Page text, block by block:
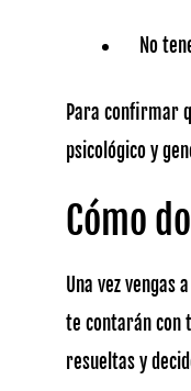
No
Para confirmar
psicológico y
Cómo
Una vez vengas
te contarán con
resueltas y